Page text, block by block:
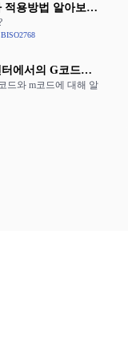
용방법 알아보기:
에서의 G코드와
드와 m코드에 대해 알